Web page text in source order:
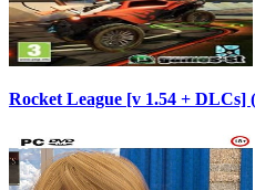
Rocket League [v 1.54 + DLCs]